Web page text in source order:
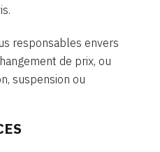
responsables envers
de prix, ou
suspension ou